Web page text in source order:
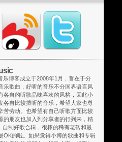
乐博客成立于2008年1月，旨在于分
乐歌曲，好听的音乐不分国界语言风
各自的听歌品味喜欢的风格，因此小
各自比较擅听的音乐，希望大家也尊
苦劳动。也希望有自己听歌方面比较
的朋友也加入到分享者的行列来，精
自制好歌合辑，很棒的稀有老砖和最
OK的啦。如果觉得小博的歌曲和专辑